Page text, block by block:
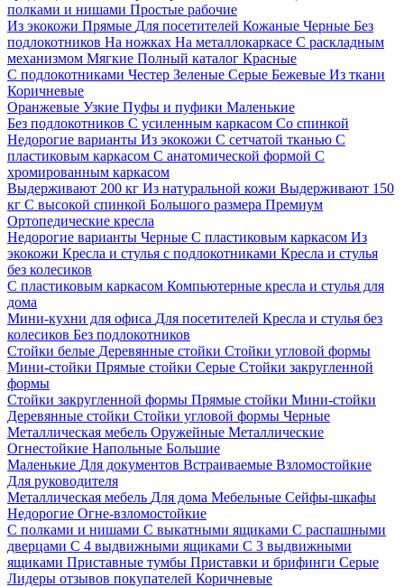
полками и нишами Простые рабочие
Из экокожи Прямые Для посетителей Кожаные Черные Без
подлокотников На ножках На металлокаркасе С раскладным
механизмом Мягкие Полный каталог Красные
С подлокотниками Честер Зеленые Серые Бежевые Из ткани
Коричневые
Оранжевые Узкие Пуфы и пуфики Маленькие
Без подлокотников С усиленным каркасом Со спинкой
Недорогие варианты Из экокожи С сетчатой тканью С
пластиковым каркасом С анатомической формой С
хромированным каркасом
Выдерживают 200 кг Из натуральной кожи Выдерживают 150
кг С высокой спинкой Большого размера Премиум
Ортопедические кресла
Недорогие варианты Черные С пластиковым каркасом Из
экокожи Кресла и стулья с подлокотниками Кресла и стулья
без колесиков
С пластиковым каркасом Компьютерные кресла и стулья для
дома
Мини-кухни для офиса Для посетителей Кресла и стулья без
колесиков Без подлокотников
Стойки белые Деревянные стойки Стойки угловой формы
Мини-стойки Прямые стойки Серые Стойки закругленной
формы
Стойки закругленной формы Прямые стойки Мини-стойки
Деревянные стойки Стойки угловой формы Черные
Металлическая мебель Оружейные Металлические
Огнестойкие Напольные Большие
Маленькие Для документов Встраиваемые Взломостойкие
Для руководителя
Металлическая мебель Для дома Мебельные Сейфы-шкафы
Недорогие Огне-взломостойкие
С полками и нишами С выкатными ящиками С распашными
дверцами С 4 выдвижными ящиками С 3 выдвижными
ящиками Приставные тумбы Приставки и брифинги Серые
Лидеры отзывов покупателей Коричневые